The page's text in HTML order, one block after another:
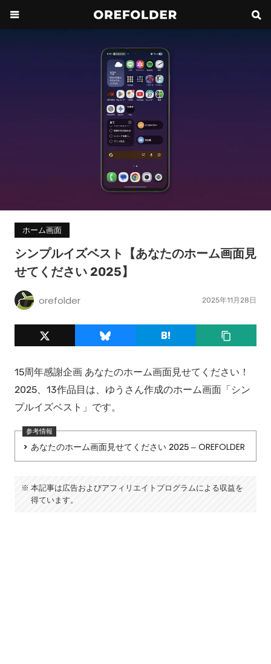
ホーム画面
シンプルイズベスト【あなたのホーム画面見
せてください 2025】
orefolder 2025年11月28日
15周年感謝企画 あなたのホーム画面見せてください！
2025、13作品目は、ゆうさん作成のホーム画面「シン
プルイズベスト」です。
あなたのホーム画面見せてください 2025 – OREFOLDER
本記事は広告およびアフィリエイトプログラムによる収益を
得ています。